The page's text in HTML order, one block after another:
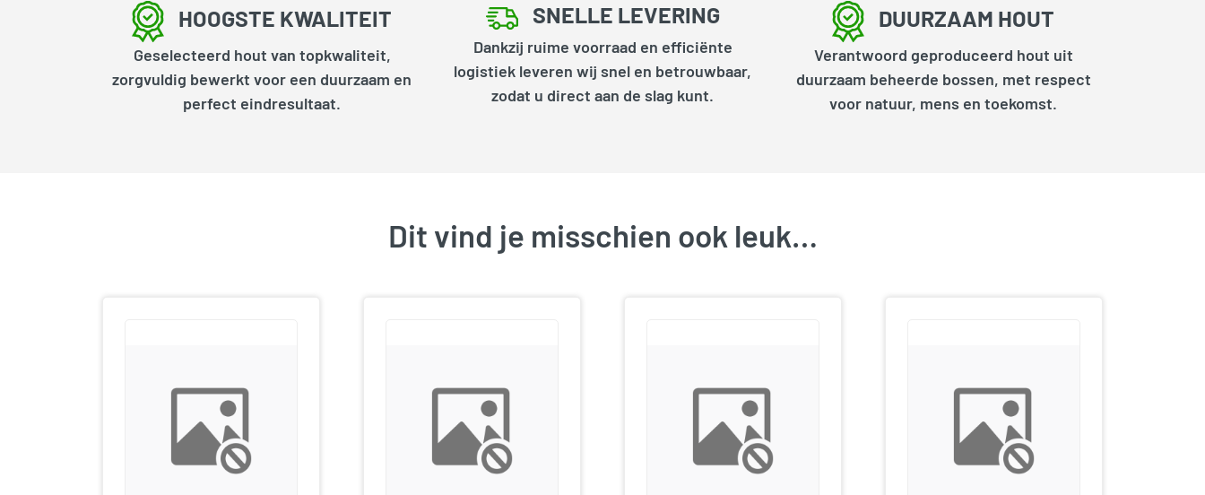
HOOGSTE KWALITEIT
Geselecteerd hout van topkwaliteit,
zorgvuldig bewerkt voor een duurzaam en
perfect eindresultaat.
SNELLE LEVERING
Dankzij ruime voorraad en efficiënte
logistiek leveren wij snel en betrouwbaar,
zodat u direct aan de slag kunt.
DUURZAAM HOUT
Verantwoord geproduceerd hout uit
duurzaam beheerde bossen, met respect
voor natuur, mens en toekomst.
Dit vind je misschien ook leuk…